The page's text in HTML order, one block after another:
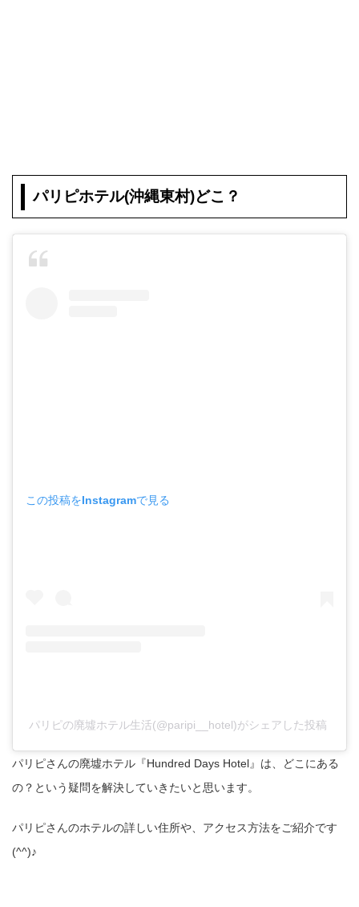
パリピホテル(沖縄東村)どこ？
この投稿をInstagramで見る
パリピの廃墟ホテル生活(@paripi__hotel)がシェアした投稿
パリピさんの廃墟ホテル『Hundred Days Hotel』は、どこにある
の？という疑問を解決していきたいと思います。
パリピさんのホテルの詳しい住所や、アクセス方法をご紹介です
(^^)♪